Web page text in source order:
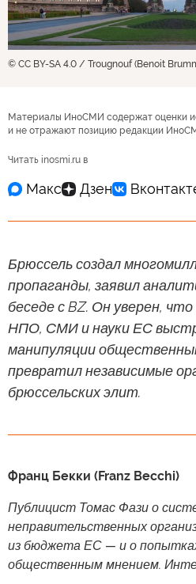
© CC BY-SA 4.0 / Trougnouf (Benoit
Материалы ИноСМИ содержат оценки
и не отражают позицию редакции
Читать inosmi.ru в
Брюссель создал
пропаганды, заявил
беседе с BZ. Он уверен,
НПО, СМИ и науки ЕС
манипуляции
превратил независимые
брюссельских элит.
Франц Бекки (Franz Becchi)
Публицист Томас Фази о
неправительственных
из бюджета ЕС — и о
общественным мнением.